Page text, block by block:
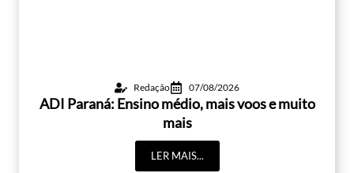
Redação 07/08/2026
ADI Paraná: Ensino médio, mais voos e muito
mais
LER MAIS...